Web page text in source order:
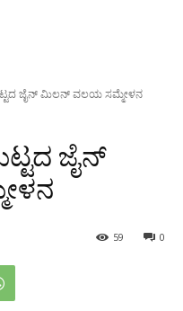
ಜೈನ್ ಮಿಲನ್ ವಲಯ ಸಮ್ಮೇಳನ
ಜೈನ್
0
59